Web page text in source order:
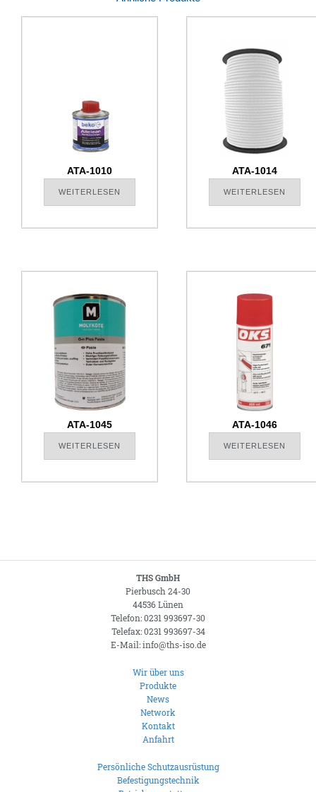
ATA-1010
WEITERLESEN
ATA-1014
WEITERLESEN
ATA-1045
WEITERLESEN
ATA-1046
WEITERLESEN
THS GmbH
Pierbusch 24-30
44536 Lünen
Telefon: 0231 993697-30
Telefax: 0231 993697-34
E-Mail: info@ths-iso.de
Wir über uns
Produkte
News
Network
Kontakt
Anfahrt
Persönliche Schutzausrüstung
Befestigungstechnik